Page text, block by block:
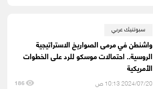
سبوتنيك عربي
واشنطن في مرمى الصواريخ الاستراتيجية
الروسية.. احتمالات موسكو للرد على الخطوات
الأمريكية
2024/07/20 10:13 ص 186